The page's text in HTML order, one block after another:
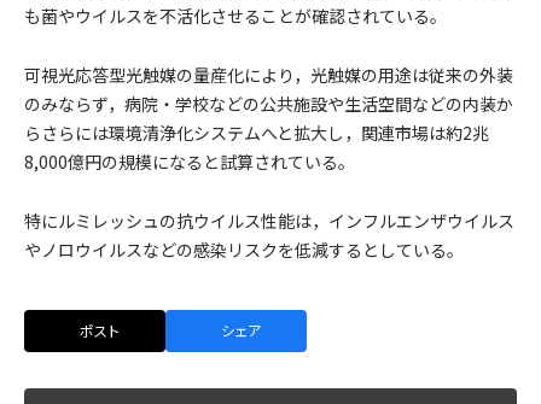
も菌やウイルスを不活化させることが確認されている。
可視光応答型光触媒の量産化により，光触媒の用途は従来の外装
のみならず，病院・学校などの公共施設や生活空間などの内装か
らさらには環境清浄化システムへと拡大し，関連市場は約2兆
8,000億円の規模になると試算されている。
特にルミレッシュの抗ウイルス性能は，インフルエンザウイルス
やノロウイルスなどの感染リスクを低減するとしている。
ポスト シェア